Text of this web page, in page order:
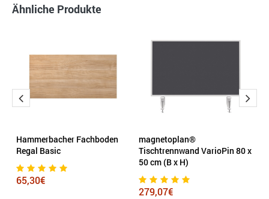
Ähnliche Produkte
Hammerbacher Fachboden
Regal Basic
65,30€
magnetoplan®
Tischtrennwand VarioPin 80 x
50 cm (B x H)
279,07€